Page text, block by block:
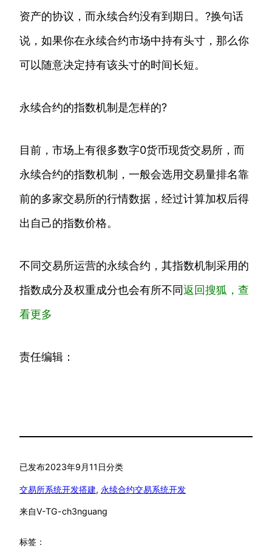
资产的协议，而永续合约没有到期日。?换句话
说，如果你在永续合约市场中持有头寸，那么你
可以随意决定持有该头寸的时间长短。
永续合约的指数机制是怎样的?
目前，市场上有很多数字0货币现货交易所，而
永续合约的指数机制，一般会选用交易量排名靠
前的多家交易所的行情数据，经过计算加权后得
出自己的指数价格。
不同交易所运营的永续合约，其指数机制采用的
指数成分及权重成分也会有所不同返回搜狐，查
看更多
责任编辑：
已发布2023年9月11日分类
交易所系统开发搭建, 永续合约交易系统开发
来自V-TG-ch3nguang
标签：